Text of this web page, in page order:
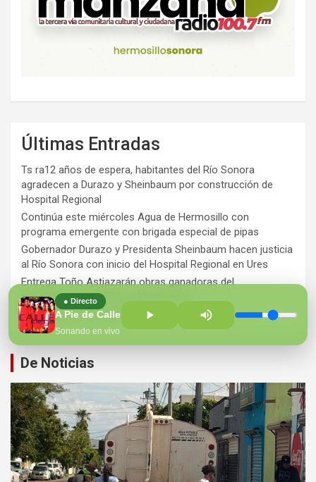
● Directo
Sonando en vivo
Últimas Entradas
Ts ra12 años de espera, habitantes del Río Sonora
agradecen a Durazo y Sheinbaum por construcción de
Hospital Regional
Continúa este miércoles Agua de Hermosillo con
programa emergente con brigada especial de pipas
Gobernador Durazo y Presidenta Sheinbaum hacen justicia
al Río Sonora con inicio del Hospital Regional en Ures
Entrega Toño Astiazarán obras ganadoras del
presupuesto CRECES en Montecarlo
¡Perversidad sin límites!
De Noticias